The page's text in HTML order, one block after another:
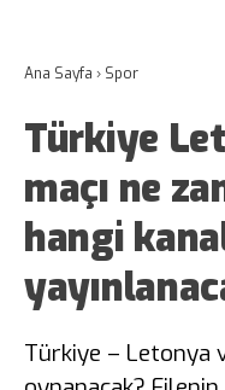
Ana Sayfa › Spor
Türkiye
maçı ne
hangi
Türkiye – Letonya